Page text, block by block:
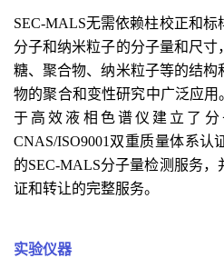
SEC-MALS无需依赖柱校正和标
分子和纳米粒子的分子量和尺寸
糖、聚合物、纳米粒子等的结构
物的聚合和变性研究中广泛应用
于高效液相色谱仪建立了
CNAS/ISO9001双重质量体系
的SEC-MALS分子量检测服务
证和转让的完整服务。
实验仪器